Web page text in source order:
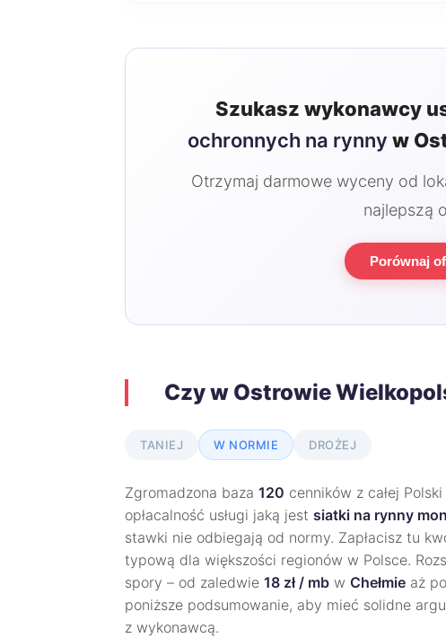
Szukasz wykonawcy
ochronnych na rynny w
Otrzymaj darmowe wyceny od
najlepszą
Porównaj
Czy w Ostrowie
TANIEJ W NORMIE DROŻEJ
Zgromadzona baza 120 cenników z całej
opłacalność usługi jaką jest siatki na rynny
stawki nie odbiegają od normy. Zapłacisz tu
typową dla większości regionów w Polsce.
spory – od zaledwie 18 zł / mb w Chełmie aż po
poniższe podsumowanie, aby mieć solidne
z wykonawcą.